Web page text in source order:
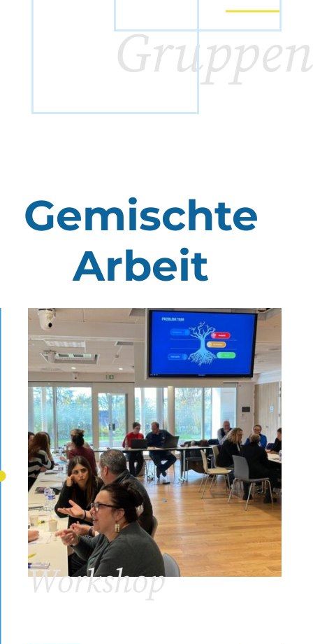
Gruppen
Gemischte
Arbeit
Workshop